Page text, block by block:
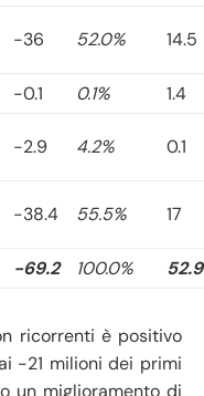
-36 52.0% 14.5
-0.1 0.1%
1.4
-2.9 4.2% 0.1
-38.4 55.5% 17
-69.2 100.0% 52.9
ricorrenti è positivo
-21 milioni dei primi